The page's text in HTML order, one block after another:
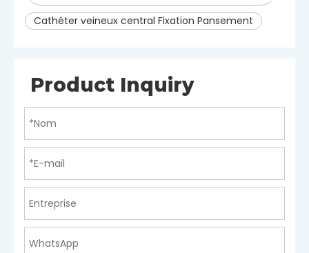
Cathéter veineux central Fixation Pansement
Product Inquiry